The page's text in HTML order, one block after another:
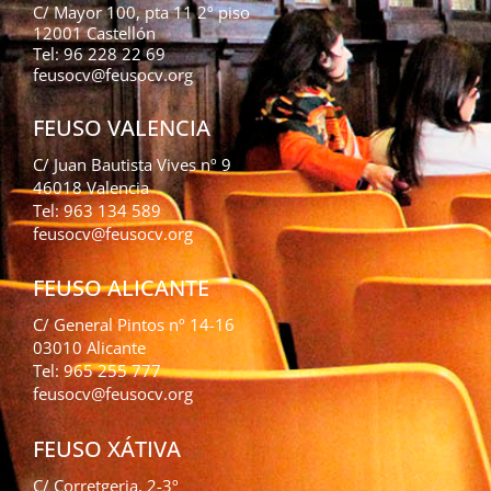
C/ Mayor 100, pta 11 2º piso
12001 Castellón
Tel: 96 228 22 69
feusocv@feusocv.org
FEUSO VALENCIA
C/ Juan Bautista Vives nº 9
46018 Valencia
Tel: 963 134 589
feusocv@feusocv.org
FEUSO ALICANTE
C/ General Pintos nº 14-16
03010 Alicante
Tel: 965 255 777
feusocv@feusocv.org
FEUSO XÁTIVA
C/ Corretgeria, 2-3º